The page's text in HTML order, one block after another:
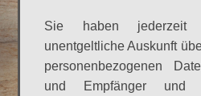
Sie haben
unentgeltliche Auskunft
personenbezogenen
und Empfänger